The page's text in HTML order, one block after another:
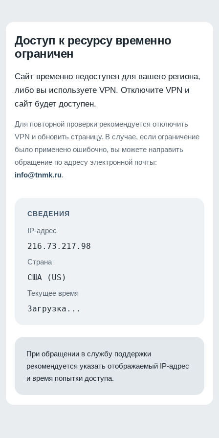
Доступ к ресурсу временно
ограничен
Сайт временно недоступен для вашего региона,
либо вы используете VPN. Отключите VPN и
сайт будет доступен.
Для повторной проверки рекомендуется отключить
VPN и обновить страницу. В случае, если ограничение
было применено ошибочно, вы можете направить
обращение по адресу электронной почты:
info@tnmk.ru.
СВЕДЕНИЯ
IP-адрес
216.73.217.98
Страна
США (US)
Текущее время
Загрузка...
При обращении в службу поддержки
рекомендуется указать отображаемый IP-адрес
и время попытки доступа.